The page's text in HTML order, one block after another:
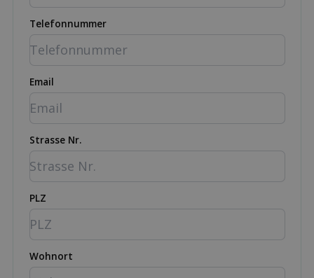
Telefonnummer
Email
Strasse Nr.
PLZ
Wohnort